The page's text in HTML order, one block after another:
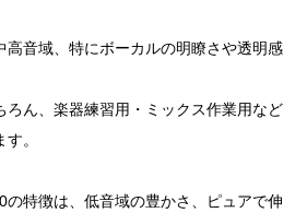
高音域、特にボーカルの明瞭さや透明感
ろん、楽器練習用・ミックス作業用など
。
の特徴は、低音域の豊かさ、ピュアで伸